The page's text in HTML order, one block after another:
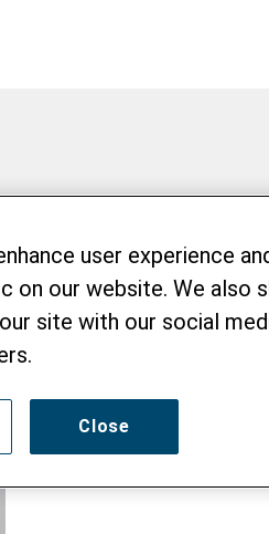
user experience
on our website. We also
site with our social
Close